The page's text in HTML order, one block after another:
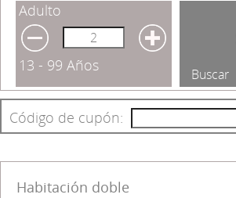
Adulto
13 - 99 Años Buscar
Código de cupón:
Habitación doble